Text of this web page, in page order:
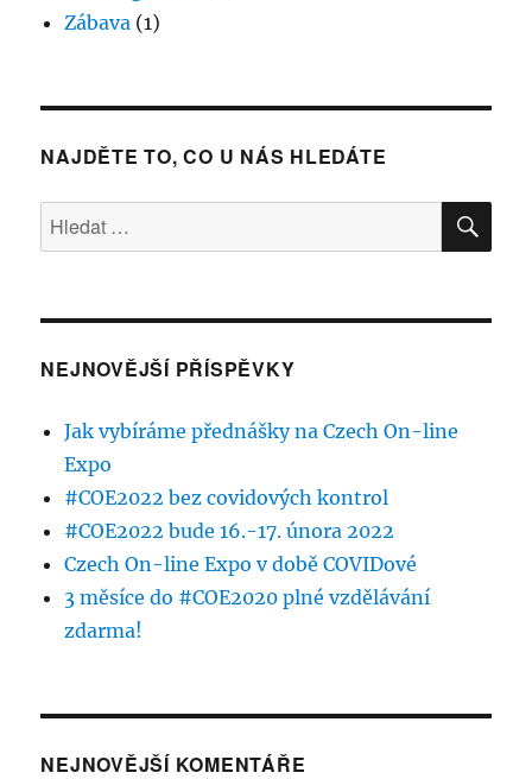
Zábava (1)
NAJDĚTE TO, CO U NÁS HLEDÁTE
Hledat:
NEJNOVĚJŠÍ PŘÍSPĚVKY
Jak vybíráme přednášky na Czech On-line
Expo
#COE2022 bez covidových kontrol
#COE2022 bude 16.-17. února 2022
Czech On-line Expo v době COVIDové
3 měsíce do #COE2020 plné vzdělávání
zdarma!
NEJNOVĚJŠÍ KOMENTÁŘE